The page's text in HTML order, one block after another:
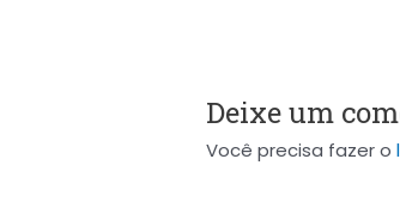
Deixe um
Você precisa fazer o